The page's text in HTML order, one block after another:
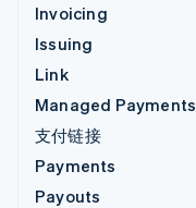
Invoicing
Issuing
Link
Managed Payments
支付链接
Payments
Payouts